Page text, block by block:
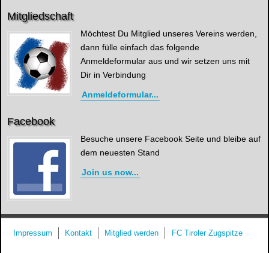
Mitgliedschaft
Möchtest Du Mitglied unseres Vereins werden,
dann fülle einfach das folgende
Anmeldeformular aus und wir setzen uns mit
Dir in Verbindung
Anmeldeformular...
Facebook
Besuche unsere Facebook Seite und bleibe auf
dem neuesten Stand
Join us now...
Impressum Kontakt Mitglied werden FC Tiroler Zugspitze